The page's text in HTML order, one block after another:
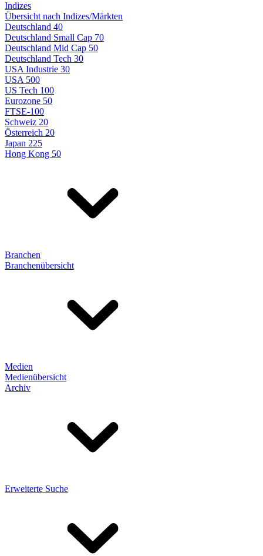
Indizes
Übersicht nach Indizes/Märkten
Deutschland 40
Deutschland Small Cap 70
Deutschland Mid Cap 50
Deutschland Tech 30
USA Industrie 30
USA 500
US Tech 100
Eurozone 50
FTSE-100
Schweiz 20
Österreich 20
Japan 225
Hong Kong 50
Branchen
Branchenübersicht
Medien
Medienübersicht
Archiv
Erweiterte Suche